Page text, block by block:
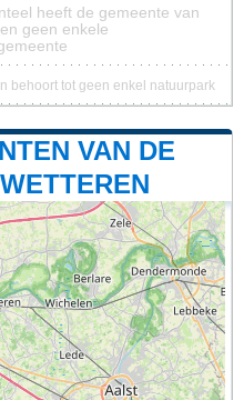
heeft de gemeente van
geen enkele
behoort tot geen enkel natuurpark
VAN DE